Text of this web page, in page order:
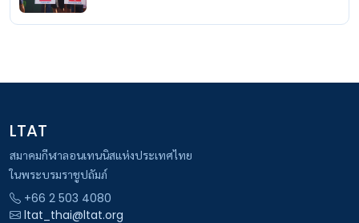
LTAT
สมาคมกีฬาลอนเทนนิสแห่งประเทศไทย
ในพระบรมราชูปถัมภ์
+66 2 503 4080
ltat_thai@ltat.org